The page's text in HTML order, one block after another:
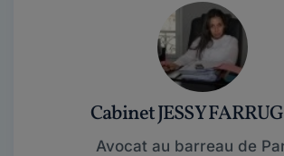
Cabinet JESSY
Avocat au barreau de